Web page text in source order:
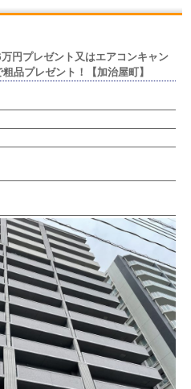
円プレゼント又はエアコンキャン
品プレゼント！【加治屋町】